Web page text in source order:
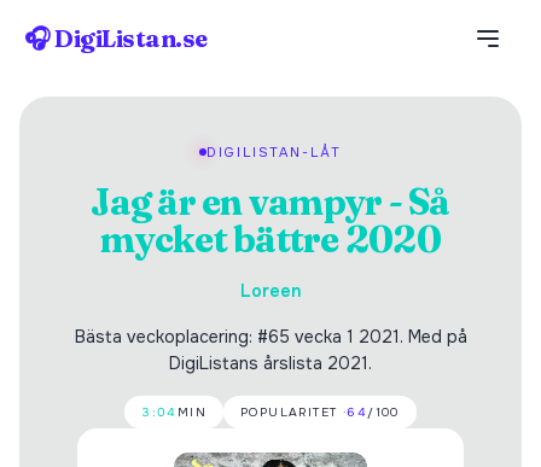
🎧 DigiListan.se
DIGILISTAN-LÅT
Jag är en vampyr - Så
mycket bättre 2020
Loreen
Bästa veckoplacering: #65 vecka 1 2021. Med på
DigiListans årslista 2021.
3:04 MIN POPULARITET ·64 /100